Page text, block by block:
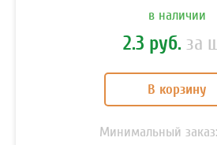
в наличии
2.3 руб. за
В корзину
Минимальный заказ: